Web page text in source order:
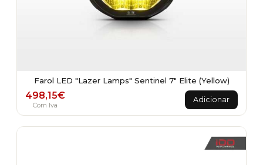
Farol LED "Lazer Lamps" Sentinel 7" Elite (Yellow)
498,15€
Com Iva
Adicionar